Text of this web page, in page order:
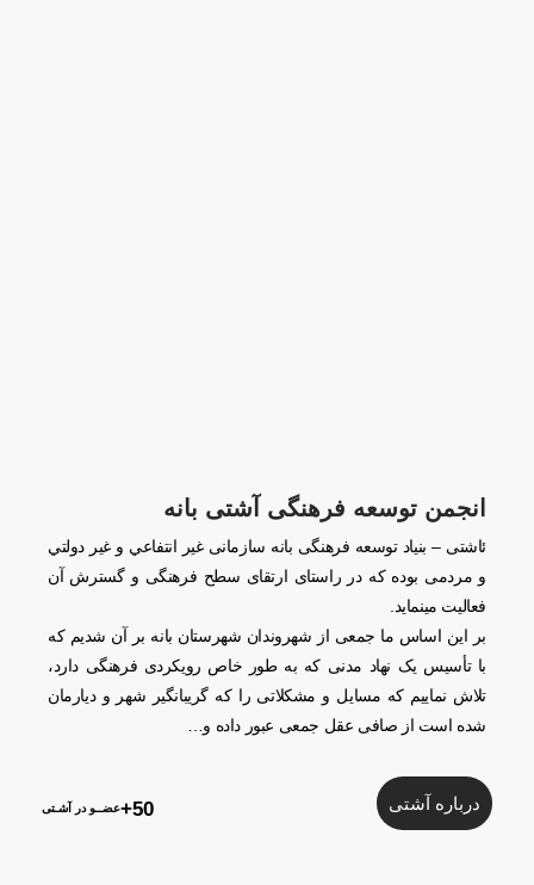
انجمن توسعه فرهنگی آشتی بانه
ئاشتی – بنیاد توسعه فرهنگی بانه سازمانی غير انتفاعي و غير دولتي
و مردمی بوده که در راستای ارتقای سطح فرهنگی و گسترش آن
فعالیت مینماید.
بر این اساس ما جمعی از شهروندان شهرستان بانه بر آن شدیم که
با تأسیس یک نهاد مدنی که به طور خاص رویکردی فرهنگی دارد،
تلاش نماییم که مسایل و مشکلاتی را که گریبانگیر شهر و دیارمان
شده است از صافی عقل جمعی عبور داده و…
درباره آشتی 50+ عضــو در آشـتی